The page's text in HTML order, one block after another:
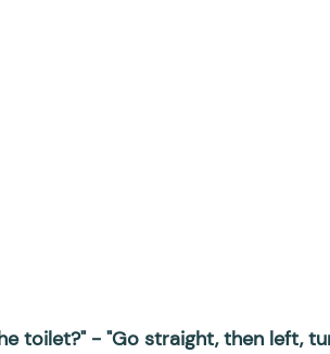
toilet?" - "Go straight, then left,